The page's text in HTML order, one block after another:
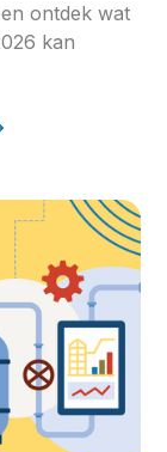
ontdek wat
kan